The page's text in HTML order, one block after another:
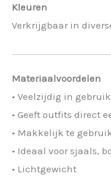
Kleuren
Verkrijgbaar in
Materiaalvoordelen
• Veelzijdig in gebruik
• Geeft outfits direct
• Makkelijk te
• Ideaal voor sjaals,
• Lichtgewicht